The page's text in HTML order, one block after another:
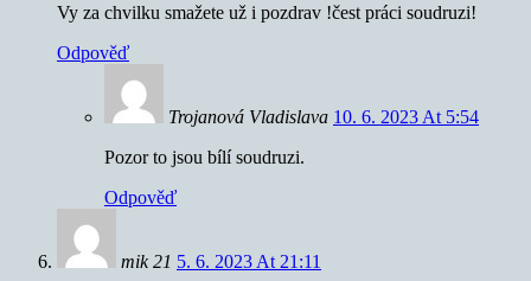
Vy za chvilku smažete už i pozdrav !čest práci soudruzi!
Odpověď
Trojanová Vladislava 10. 6. 2023 At 5:54
Pozor to jsou bílí soudruzi.
Odpověď
mik 21 5. 6. 2023 At 21:11